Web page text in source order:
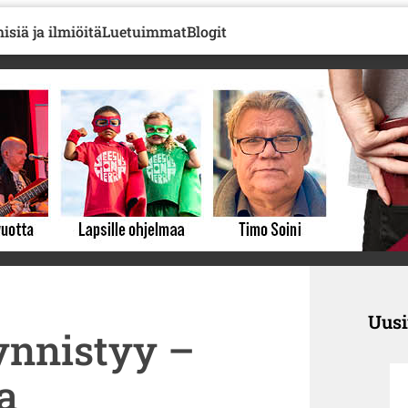
ja ilmiöitäLuetuimmatBlogit
–